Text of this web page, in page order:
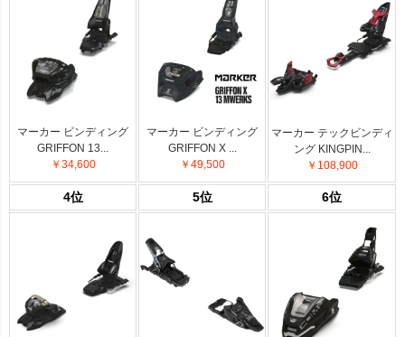
マーカー ビンディング
GRIFFON 13...
￥34,600
マーカー ビンディング
GRIFFON X ...
￥49,500
マーカー テックビンディ
ング KINGPIN...
￥108,900
4位 5位 6位